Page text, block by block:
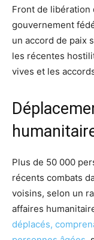
Front de libération
gouvernement
un accord de paix
les récentes
vives et les
Plus de 50 000
récents combats
voisins, selon un
affaires
déplacés,